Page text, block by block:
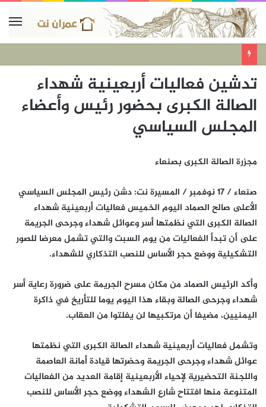
تدشين فعاليات أربعينية شهداء
الصالة الكبرى بحضور رئيس وأعضاء
المجلس السياسي
مجزرة الصالة الكبرى بصنعاء
صنعاء / 17 نوفمبر / المسيرة نت: دشن رئيس المجلس السياسي
الأعلى صالح الصماد اليوم الخميس فعاليات أربعينية شهداء
الصالة الكبرى التي نظمتها أسر وعوائل شهداء وجرحى الجريمة
على أن تبدأ الفعاليات من يوم السبت والتي تشمل معرضا للصور
التشكيلية ووضع حجر الأساس للنصب التذكاري للشهداء.
وأكد الرئيس الصماد من مكان مسرح الجريمة على ضرورة رعاية أسر
شهداء وجرحى الصالة وبقاء هذا اليوم يوما للتأريخ في ذاكرة
اليمنيين، مضيفا أن مرتكبيها لن يفلتوا من العقاب.
وتشمل فعاليات أربعينية شهداء الصالة الكبرى التي نظمتها
عوائل شهداء وجرحى الجريمة وحضرتها قيادة أمانة العاصمة
واللجنة التحضيرية لإحياء الأربعينية إقامة العديد من الفعاليات
المتنوعة منها افتتاح شارع الشهداء ووضع حجر الأساس للنصب